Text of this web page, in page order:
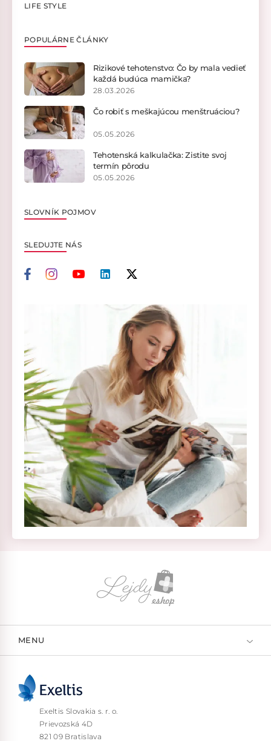
LIFE STYLE
POPULÁRNE ČLÁNKY
Rizikové tehotenstvo: Čo by mala vedieť
každá budúca mamička?
28.03.2026
Čo robiť s meškajúcou menštruáciou?
05.05.2026
Tehotenská kalkulačka: Zistite svoj
termín pôrodu
05.05.2026
SLOVNÍK POJMOV
SLEDUJTE NÁS
MENU
Exeltis Slovakia s. r. o.
Prievozská 4D
821 09 Bratislava